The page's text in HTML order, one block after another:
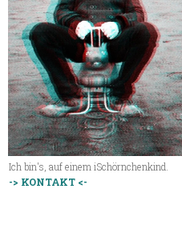
Ich bin's, auf einem iSchörnchenkind.
-> KONTAKT <-